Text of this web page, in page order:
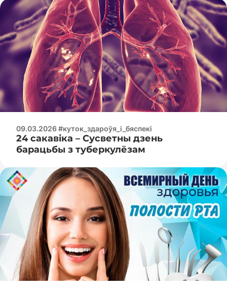
09.03.2026 #куток_здароўя_і_бяспекі
24 сакавіка – Сусветны дзень
барацьбы з туберкулёзам